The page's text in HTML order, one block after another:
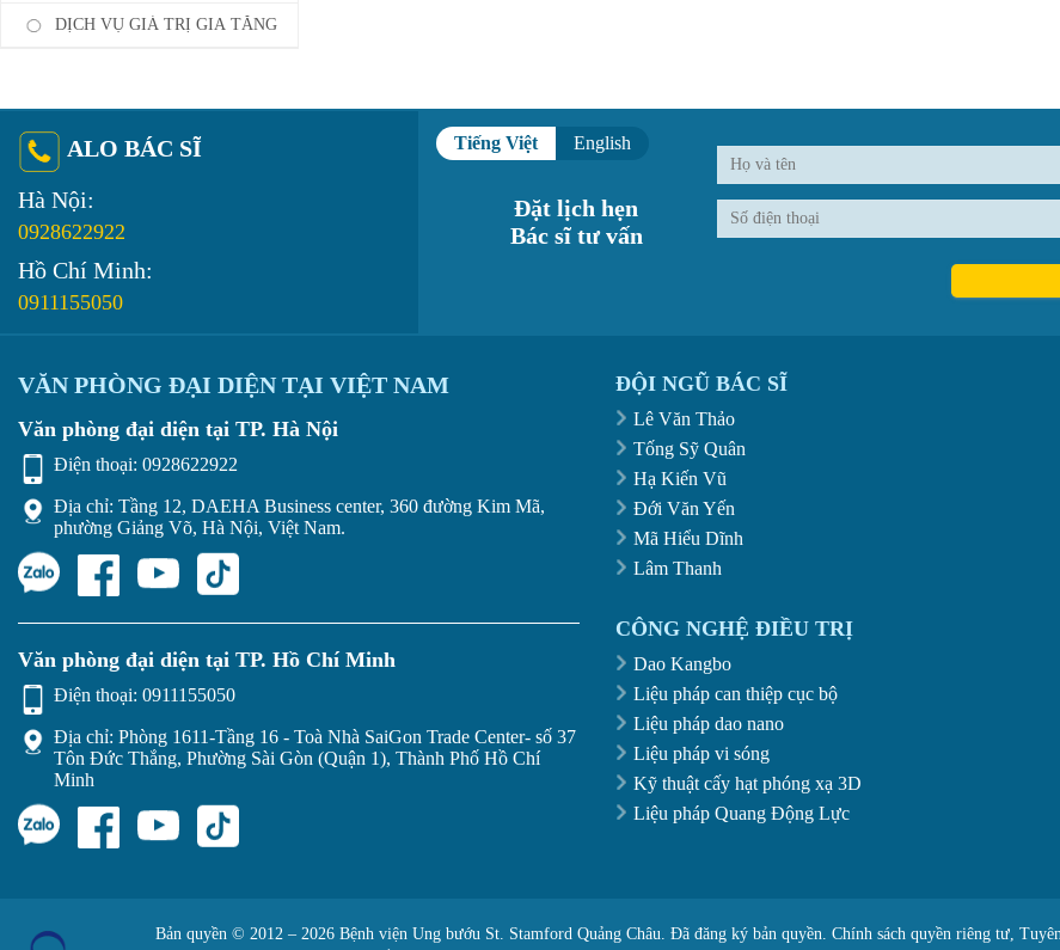
DỊCH VỤ GIÁ TRỊ GIA TĂNG
ALO BÁC SĨ
Hà Nội:
0928622922
Hồ Chí Minh:
0911155050
Tiếng Việt English
Đặt lịch hẹn
Bác sĩ tư vấn
VĂN PHÒNG ĐẠI DIỆN TẠI VIỆT NAM
Văn phòng đại diện tại TP. Hà Nội
Điện thoại: 0928622922
Địa chỉ: Tầng 12, DAEHA Business center, 360 đường Kim Mã,
phường Giảng Võ, Hà Nội, Việt Nam.
Văn phòng đại diện tại TP. Hồ Chí Minh
Điện thoại: 0911155050
Địa chỉ: Phòng 1611-Tầng 16 - Toà Nhà SaiGon Trade Center- số 37
Tôn Đức Thắng, Phường Sài Gòn (Quận 1), Thành Phố Hồ Chí
Minh
ĐỘI NGŨ BÁC SĨ
Lê Văn Thảo
Tống Sỹ Quân
Hạ Kiến Vũ
Đới Văn Yến
Mã Hiểu Dĩnh
Lâm Thanh
CÔNG NGHỆ ĐIỀU TRỊ
Dao Kangbo
Liệu pháp can thiệp cục bộ
Liệu pháp dao nano
Liệu pháp vi sóng
Kỹ thuật cấy hạt phóng xạ 3D
Liệu pháp Quang Động Lực
Bản quyền © 2012 – 2026 Bệnh viện Ung bướu St. Stamford Quảng Châu. Đã đăng ký bản quyền. Chính sách quyền riêng tư,